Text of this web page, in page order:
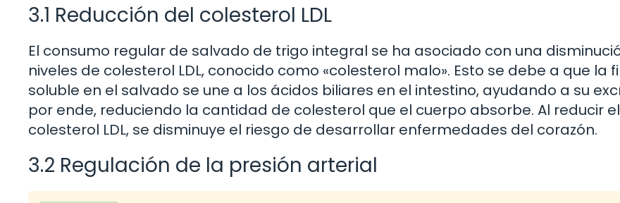
3.1 Reducción del colesterol LDL
El consumo regular de salvado de trigo integral se ha asociado con una
niveles de colesterol LDL, conocido como «colesterol malo». Esto se debe a que la
soluble en el salvado se une a los ácidos biliares en el intestino, ayudando a su
por ende, reduciendo la cantidad de colesterol que el cuerpo absorbe. Al reducir el
colesterol LDL, se disminuye el riesgo de desarrollar enfermedades del corazón.
3.2 Regulación de la presión arterial